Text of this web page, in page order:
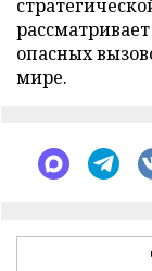
опасных
мире.